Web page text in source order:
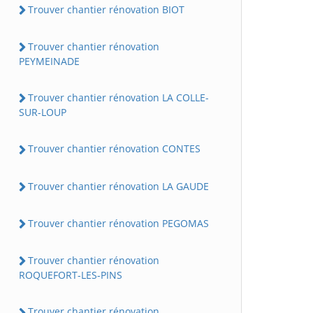
Trouver chantier rénovation BIOT
Trouver chantier rénovation
PEYMEINADE
Trouver chantier rénovation LA COLLE-
SUR-LOUP
Trouver chantier rénovation CONTES
Trouver chantier rénovation LA GAUDE
Trouver chantier rénovation PEGOMAS
Trouver chantier rénovation
ROQUEFORT-LES-PINS